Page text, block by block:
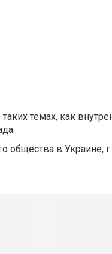
темах, как
общества в Украине,